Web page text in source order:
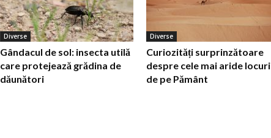
Diverse
Gândacul de sol: insecta utilă
care protejează grădina de
dăunători
Diverse
Curiozități surprinzătoare
despre cele mai aride locuri
de pe Pământ